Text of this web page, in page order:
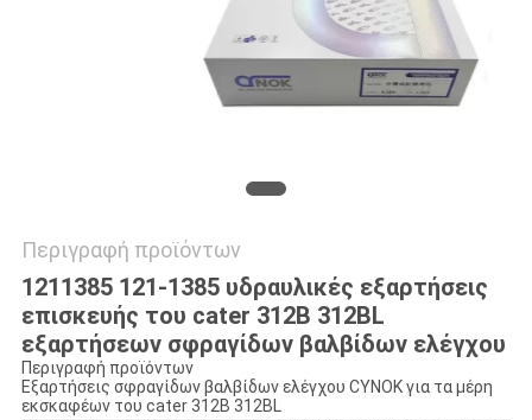
Περιγραφή προϊόντων
1211385 121-1385 υδραυλικές εξαρτήσεις
επισκευής του cater 312B 312BL
εξαρτήσεων σφραγίδων βαλβίδων ελέγχου
Περιγραφή προϊόντων
Εξαρτήσεις σφραγίδων βαλβίδων ελέγχου CYNOK για τα μέρη
εκσκαφέων του cater 312B 312BL